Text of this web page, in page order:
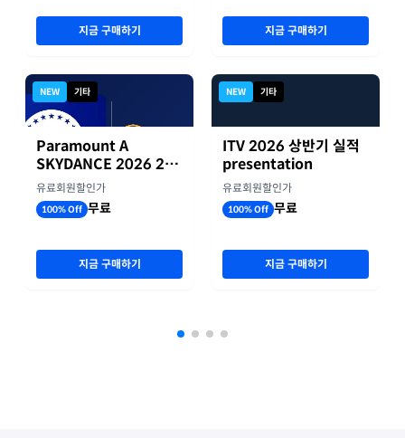
지금 구매하기
NEW 기타
Paramount A
SKYDANCE 2026 2분
기 실적
유료회원할인가
100% Off 무료
지금 구매하기
지금 구매하기
NEW 기타
ITV 2026 상반기 실적
presentation
유료회원할인가
100% Off 무료
지금 구매하기